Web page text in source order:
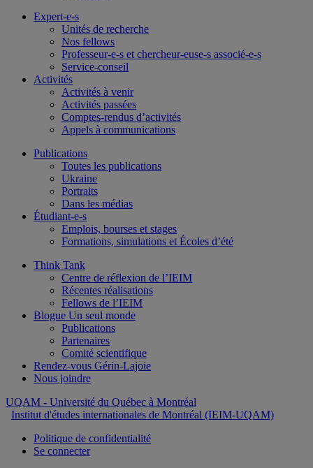
Expert-e-s
Unités de recherche
Nos fellows
Professeur-e-s et chercheur-euse-s associé-e-s
Service-conseil
Activités
Activités à venir
Activités passées
Comptes-rendus d’activités
Appels à communications
Publications
Toutes les publications
Ukraine
Portraits
Dans les médias
Étudiant-e-s
Emplois, bourses et stages
Formations, simulations et Écoles d’été
Think Tank
Centre de réflexion de l’IEIM
Récentes réalisations
Fellows de l’IEIM
Blogue Un seul monde
Publications
Partenaires
Comité scientifique
Rendez-vous Gérin-Lajoie
Nous joindre
UQAM - Université du Québec à Montréal
Institut d'études internationales de Montréal (IEIM-UQAM)
Politique de confidentialité
Se connecter